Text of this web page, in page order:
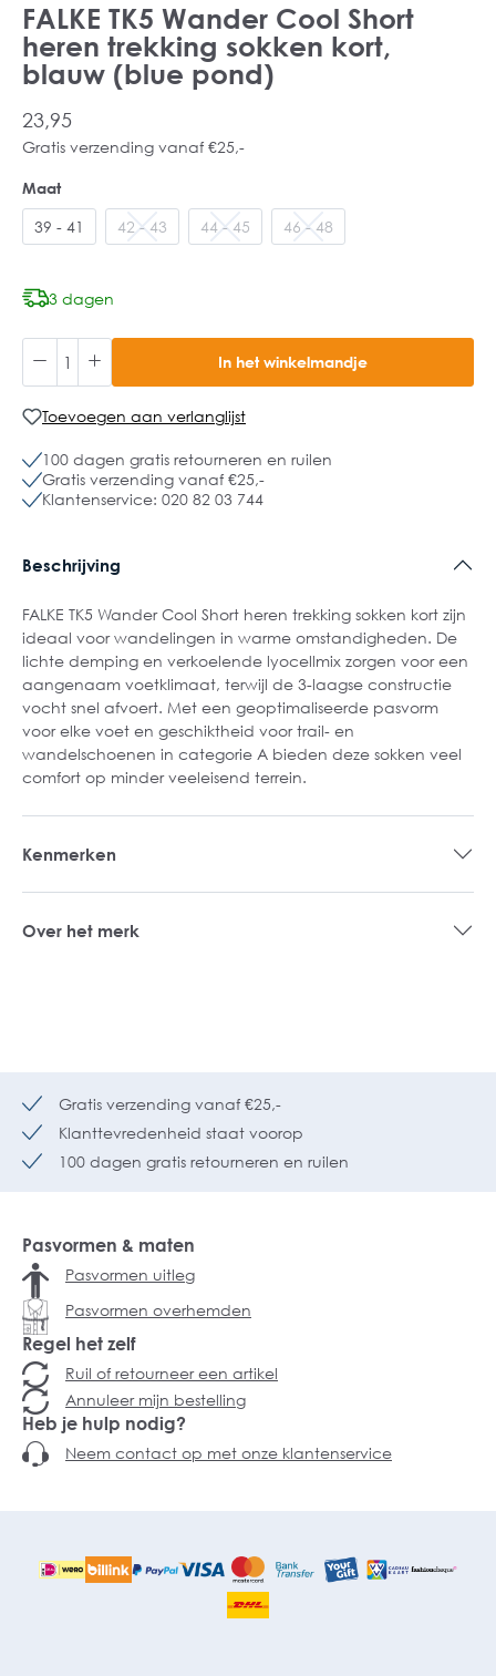
FALKE TK5 Wander Cool Short
heren trekking sokken kort,
blauw (blue pond)
23,95
Gratis verzending vanaf €25,-
Maat
39 - 41 42 - 43 44 - 45 46 - 48
3 dagen
In het winkelmandje
Toevoegen aan verlanglijst
100 dagen gratis retourneren en ruilen
Gratis verzending vanaf €25,-
Klantenservice: 020 82 03 744
Beschrijving
FALKE TK5 Wander Cool Short heren trekking sokken kort zijn
ideaal voor wandelingen in warme omstandigheden. De
lichte demping en verkoelende lyocellmix zorgen voor een
aangenaam voetklimaat, terwijl de 3-laagse constructie
vocht snel afvoert. Met een geoptimaliseerde pasvorm
voor elke voet en geschiktheid voor trail- en
wandelschoenen in categorie A bieden deze sokken veel
comfort op minder veeleisend terrein.
Kenmerken
Over het merk
Gratis verzending vanaf €25,-
Klanttevredenheid staat voorop
100 dagen gratis retourneren en ruilen
Pasvormen & maten
Pasvormen uitleg
Pasvormen overhemden
Regel het zelf
Ruil of retourneer een artikel
Annuleer mijn bestelling
Heb je hulp nodig?
Neem contact op met onze klantenservice